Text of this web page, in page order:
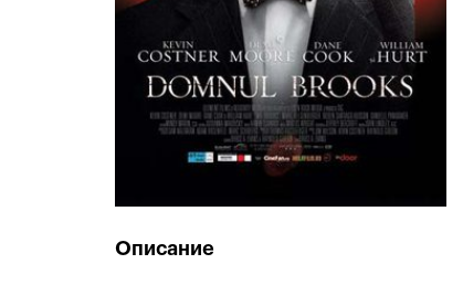
Описание